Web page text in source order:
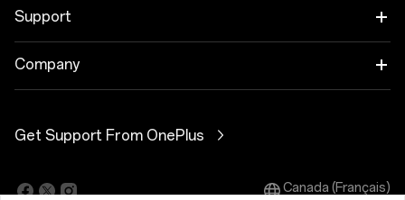
Tablet
Case & Protection
Power & Cables
Trade-in Program
Employee Discount Program
Support
OnePlus Store app
User Manuals
Software Upgrade
Company
OxygenOS Canada (Français)
Get Support From OnePlus